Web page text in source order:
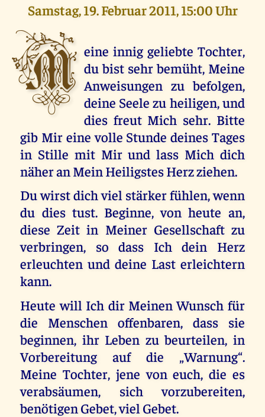
Samstag, 19. Februar 2011, 15:00 Uhr
M eine innig geliebte Tochter,
du bist sehr bemüht, Meine
Anweisungen zu befolgen,
deine Seele zu heiligen, und
dies freut Mich sehr. Bitte
gib Mir eine volle Stunde deines Tages
in Stille mit Mir und lass Mich dich
näher an Mein Heiligstes Herz ziehen.
Du wirst dich viel stärker fühlen, wenn
du dies tust. Beginne, von heute an,
diese Zeit in Meiner Gesellschaft zu
verbringen, so dass Ich dein Herz
erleuchten und deine Last erleichtern
kann.
Heute will Ich dir Meinen Wunsch für
die Menschen offenbaren, dass sie
beginnen, ihr Leben zu beurteilen, in
Vorbereitung auf die „Warnung“.
Meine Tochter, jene von euch, die es
verabsäumen, sich vorzubereiten,
benötigen Gebet, viel Gebet.